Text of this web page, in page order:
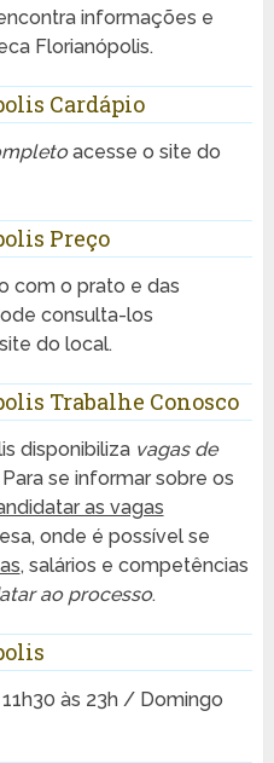
informações e
Florianópolis.
Cardápio
acesse o site do
Preço
com o prato e das
consulta-los
do local.
Trabalhe Conosco
disponibiliza vagas de
se informar sobre os
as vagas
onde é possível se
, salários e competências
ao processo.
às 23h / Domingo